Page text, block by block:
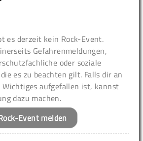
es derzeit kein Rock-Event.
Gefahrenmeldungen,
oder soziale
es zu beachten gilt. Falls dir an
Wichtiges aufgefallen ist, kannst
dazu machen.
Event melden